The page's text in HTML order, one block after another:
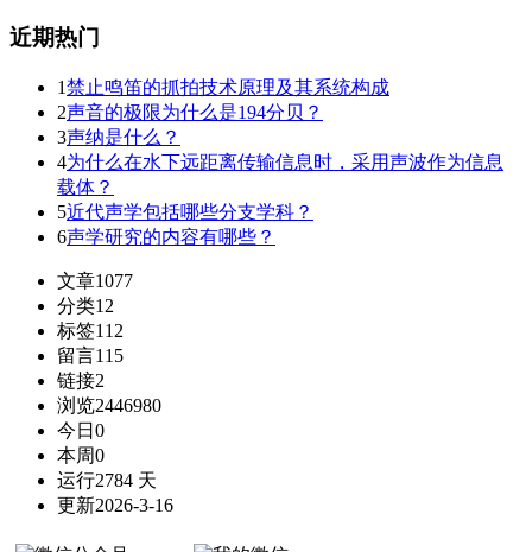
近期热门
1禁止鸣笛的抓拍技术原理及其系统构成
2声音的极限为什么是194分贝？
3声纳是什么？
4为什么在水下远距离传输信息时，采用声波作为信息
载体？
5近代声学包括哪些分支学科？
6声学研究的内容有哪些？
文章1077
分类12
标签112
留言115
链接2
浏览2446980
今日 0
本周0
运行2784 天
更新2026-3-16